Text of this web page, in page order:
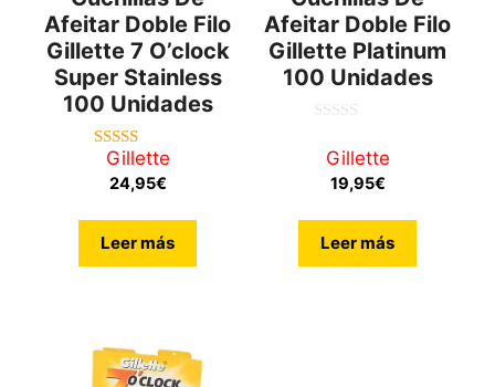
Afeitar Doble Filo
Gillette 7 O’clock
Super Stainless
100 Unidades
5.00
de 5
Gillette
24,95€
Leer más
Afeitar Doble Filo
Gillette Platinum
100 Unidades
Gillette
19,95€
Leer más